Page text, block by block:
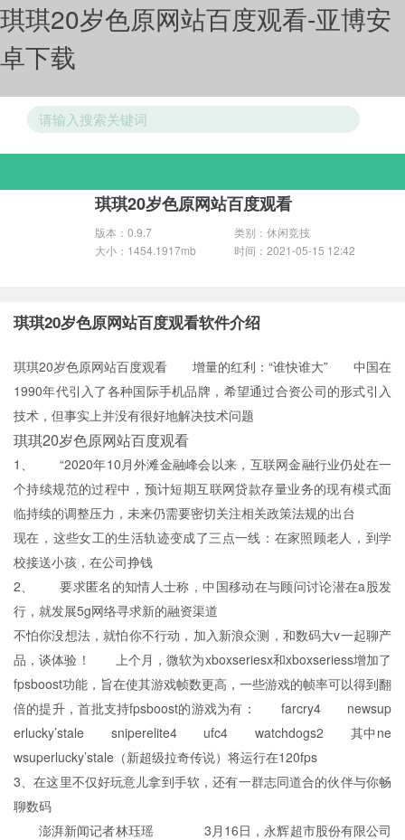
琪琪20岁色原网站百度观看-亚博安
卓下载
游戏分类
琪琪20岁色原网站百度观看
版本：0.9.7
类别：休闲竞技
大小：1454.1917mb
时间：2021-05-15 12:42
琪琪20岁色原网站百度观看软件介绍
琪琪20岁色原网站百度观看 增量的红利：“谁快谁大” 中国在
1990年代引入了各种国际手机品牌，希望通过合资公司的形式引入
技术，但事实上并没有很好地解决技术问题
琪琪20岁色原网站百度观看
1、 “2020年10月外滩金融峰会以来，互联网金融行业仍处在一
个持续规范的过程中，预计短期互联网贷款存量业务的现有模式面
临持续的调整压力，未来仍需要密切关注相关政策法规的出台
现在，这些女工的生活轨迹变成了三点一线：在家照顾老人，到学
校接送小孩，在公司挣钱
2、 要求匿名的知情人士称，中国移动在与顾问讨论潜在a股发
行，就发展5g网络寻求新的融资渠道
不怕你没想法，就怕你不行动，加入新浪众测，和数码大v一起聊产
品，谈体验！ 上个月，微软为xboxseriesx和xboxseriess增加了
fpsboost功能，旨在使其游戏帧数更高，一些游戏的帧率可以得到翻
倍的提升，首批支持fpsboost的游戏为有： farcry4 newsup
erlucky’stale sniperelite4 ufc4 watchdogs2 其中ne
wsuperlucky’stale（新超级拉奇传说）将运行在120fps
3、在这里不仅好玩意儿拿到手软，还有一群志同道合的伙伴与你畅
聊数码
澎湃新闻记者林珏瑶 3月16日，永辉超市股份有限公司